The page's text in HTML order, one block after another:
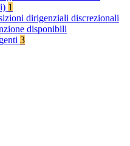
1
dirigenziali discrezionali
disponibili
3